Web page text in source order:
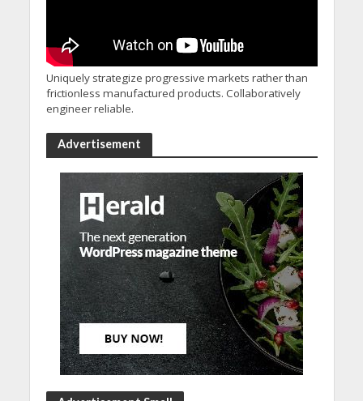
Uniquely strategize progressive markets rather than
frictionless manufactured products. Collaboratively
engineer reliable.
Advertisement